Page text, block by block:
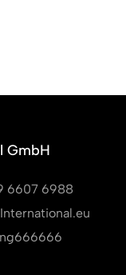
GmbH
6607 6988